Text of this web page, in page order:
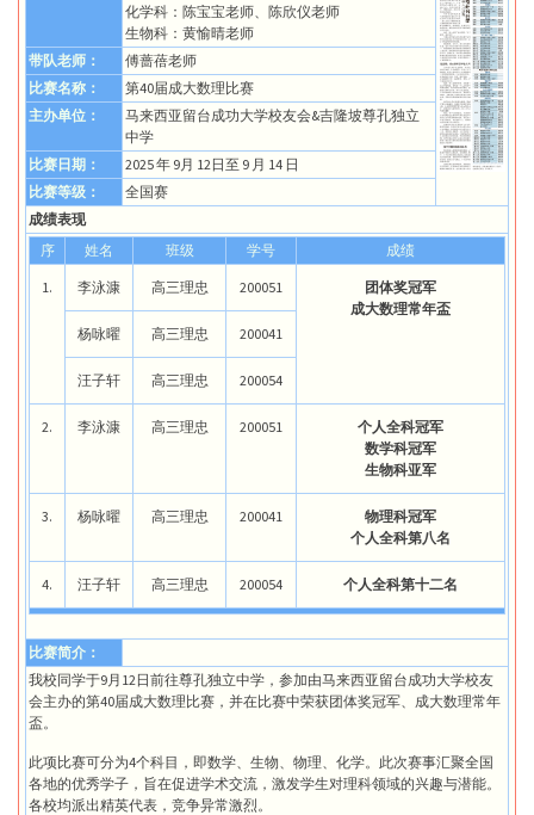
化学科：陈宝宝老师、陈欣仪老师
生物科：黄愉晴老师
带队老师：
傅蔷蓓老师
比赛名称：
第40届成大数理比赛
主办单位：
马来西亚留台成功大学校友会&吉隆坡尊孔独立
中学
比赛日期：
2025 年 9月 12日至 9 月 14 日
比赛等级：
全国赛
成绩表现
序
姓名 班级 学号 成绩
1. 李泳漮 高三理忠 200051
团体奖冠军
成大数理常年盃
杨咏曜
高三理忠 200041
汪子轩 高三理忠 200054
2. 李泳漮 高三理忠 200051
个人全科冠军
数学科冠军
生物科亚军
3. 杨咏曜 高三理忠 200041
物理科冠军
个人全科第八名
4. 汪子轩 高三理忠 200054 个人全科第十二名
比赛简介：
我校同学于9月12日前往尊孔独立中学，参加由马来西亚留台成功大学校友
会主办的第40届成大数理比赛，并在比赛中荣获团体奖冠军、成大数理常年
盃。
此项比赛可分为4个科目，即数学、生物、物理、化学。此次赛事汇聚全国
各地的优秀学子，旨在促进学术交流，激发学生对理科领域的兴趣与潜能。
各校均派出精英代表，竞争异常激烈。